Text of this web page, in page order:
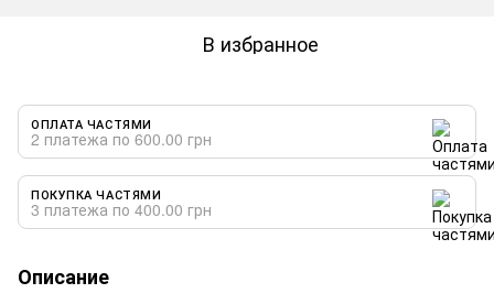
В избранное
ОПЛАТА ЧАСТЯМИ
2 платежа по 600.00 грн
ПОКУПКА ЧАСТЯМИ
3 платежа по 400.00 грн
Описание